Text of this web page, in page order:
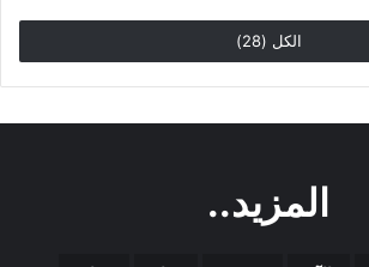
الكل (28)
المزيد..